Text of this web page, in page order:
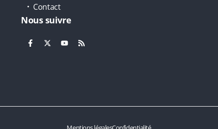
Contact
Nous suivre